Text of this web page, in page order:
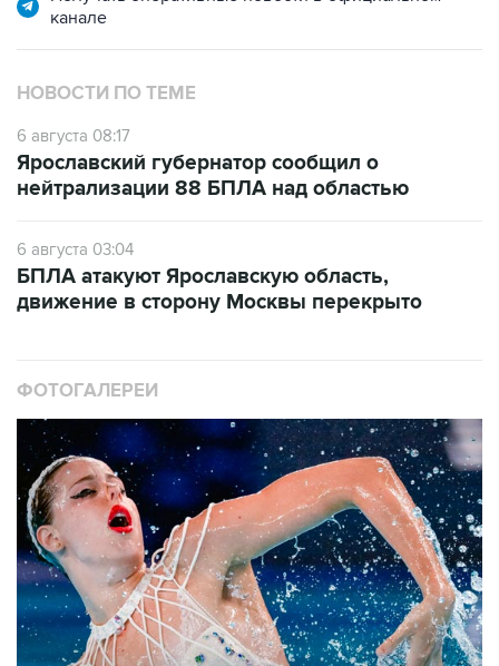
канале
НОВОСТИ ПО ТЕМЕ
6 августа 08:17
Ярославский губернатор сообщил о
нейтрализации 88 БПЛА над областью
6 августа 03:04
БПЛА атакуют Ярославскую область,
движение в сторону Москвы перекрыто
ФОТОГАЛЕРЕИ